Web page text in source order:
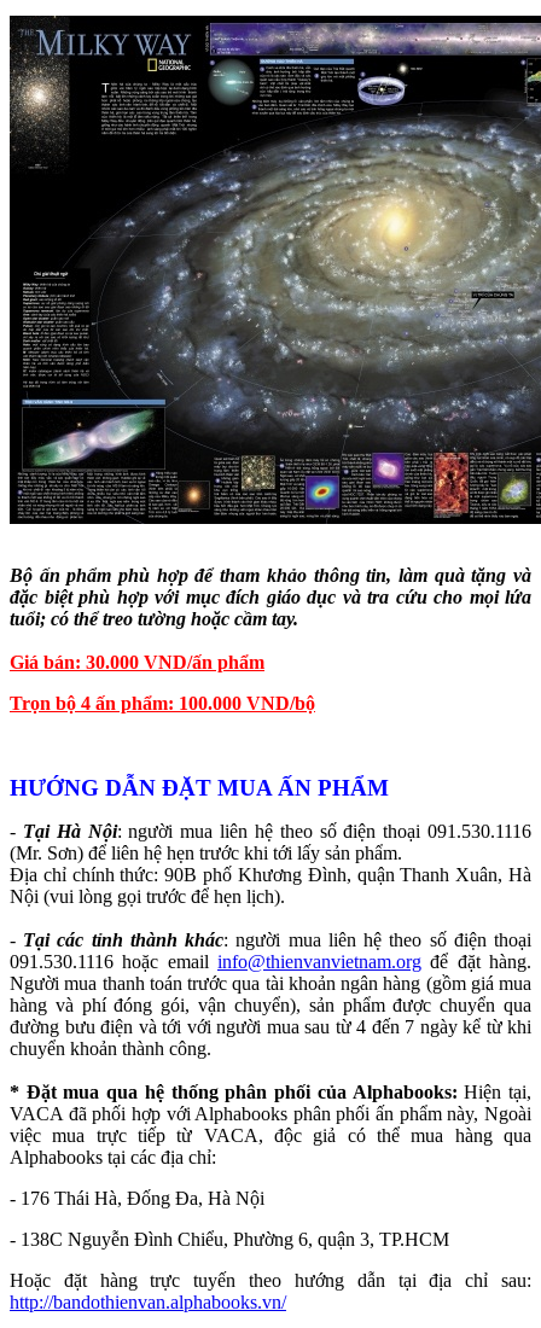
Bộ ấn phẩm phù hợp để tham khảo thông tin, làm quà tặng và
đặc biệt phù hợp với mục đích giáo dục và tra cứu cho mọi lứa
tuổi; có thể treo tường hoặc cầm tay.
Giá bán: 30.000 VND/ấn phẩm
Trọn bộ 4 ấn phẩm: 100.000 VND/bộ
HƯỚNG DẪN ĐẶT MUA ẤN PHẨM
- Tại Hà Nội: người mua liên hệ theo số điện thoại 091.530.1116
(Mr. Sơn) để liên hệ hẹn trước khi tới lấy sản phẩm.
Địa chỉ chính thức: 90B phố Khương Đình, quận Thanh Xuân, Hà
Nội (vui lòng gọi trước để hẹn lịch).
- Tại các tỉnh thành khác: người mua liên hệ theo số điện thoại
091.530.1116 hoặc email info@thienvanvietnam.org để đặt hàng.
Người mua thanh toán trước qua tài khoản ngân hàng (gồm giá mua
hàng và phí đóng gói, vận chuyển), sản phẩm được chuyển qua
đường bưu điện và tới với người mua sau từ 4 đến 7 ngày kể từ khi
chuyển khoản thành công.
* Đặt mua qua hệ thống phân phối của Alphabooks:Hiện tại,
VACA đã phối hợp với Alphabooks phân phối ấn phẩm này, Ngoài
việc mua trực tiếp từ VACA, độc giả có thể mua hàng qua
Alphabooks tại các địa chỉ:
- 176 Thái Hà, Đống Đa, Hà Nội
- 138C Nguyễn Đình Chiểu, Phường 6, quận 3, TP.HCM
Hoặc đặt hàng trực tuyến theo hướng dẫn tại địa chỉ sau:
http://bandothienvan.alphabooks.vn/